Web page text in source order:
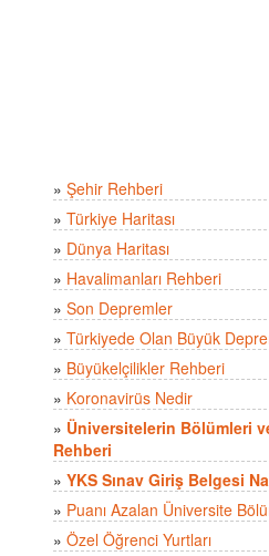
» Şehir Rehberi
» Türkiye Haritası
» Dünya Haritası
» Havalimanları Rehberi
» Son Depremler
» Türkiyede Olan Büyük
» Büyükelçilikler Rehberi
» Koronavirüs Nedir
» Üniversitelerin Bölümleri
Rehberi
» YKS Sınav Giriş Belgesi
» Puanı Azalan Üniversite
» Özel Öğrenci Yurtları